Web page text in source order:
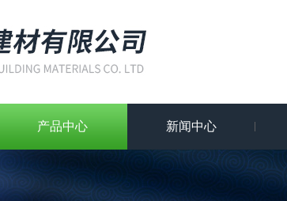
产品中心 新闻中心